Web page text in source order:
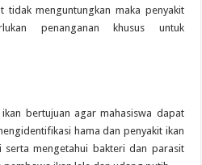
tidak menguntungkan maka penyakit
penanganan khusus untuk
bertujuan agar mahasiswa dapat
hama dan penyakit ikan
serta mengetahui bakteri dan parasit